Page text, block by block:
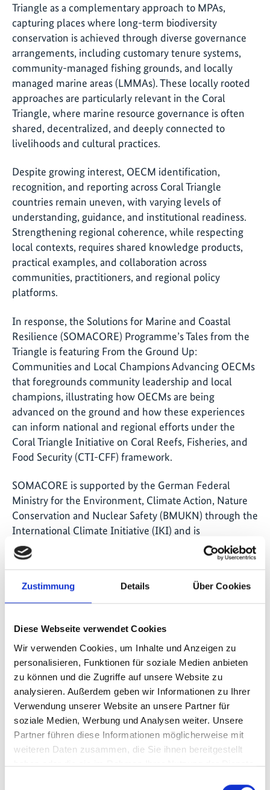
Zustimmung Details Über Cookies
Diese Webseite verwendet Cookies
Wir verwenden Cookies, um Inhalte und Anzeigen zu
personalisieren, Funktionen für soziale Medien anbieten
zu können und die Zugriffe auf unsere Website zu
analysieren. Außerdem geben wir Informationen zu Ihrer
Verwendung unserer Website an unsere Partner für
soziale Medien, Werbung und Analysen weiter. Unsere
Partner führen diese Informationen möglicherweise mit
weiteren Daten zusammen, die Sie ihnen bereitgestellt
haben oder die sie im Rahmen Ihrer Nutzung der Dienste
Triangle as a complementary approach to MPAs,
capturing places where long-term biodiversity
conservation is achieved through diverse governance
arrangements, including customary tenure systems,
community-managed fishing grounds, and locally
managed marine areas (LMMAs). These locally rooted
approaches are particularly relevant in the Coral
Triangle, where marine resource governance is often
shared, decentralized, and deeply connected to
livelihoods and cultural practices.
Despite growing interest, OECM identification,
recognition, and reporting across Coral Triangle
countries remain uneven, with varying levels of
understanding, guidance, and institutional readiness.
Strengthening regional coherence, while respecting
local contexts, requires shared knowledge products,
practical examples, and collaboration across
communities, practitioners, and regional policy
platforms.
In response, the Solutions for Marine and Coastal
Resilience (SOMACORE) Programme’s Tales from the
Triangle is featuring From the Ground Up:
Communities and Local Champions Advancing OECMs
that foregrounds community leadership and local
champions, illustrating how OECMs are being
advanced on the ground and how these experiences
can inform national and regional efforts under the
Coral Triangle Initiative on Coral Reefs, Fisheries, and
Food Security (CTI-CFF) framework.
SOMACORE is supported by the German Federal
Ministry for the Environment, Climate Action, Nature
Conservation and Nuclear Safety (BMUKN) through the
International Climate Initiative (IKI) and is
implemented by ten partner organizations working
across the six Coral Triangle countries.
Seite teilenhttps://www.international-climate-
initiative.com/EVENT3508
Schnellinfo
From the Ground Up: Communities and Local
Champions Advancing OECMs